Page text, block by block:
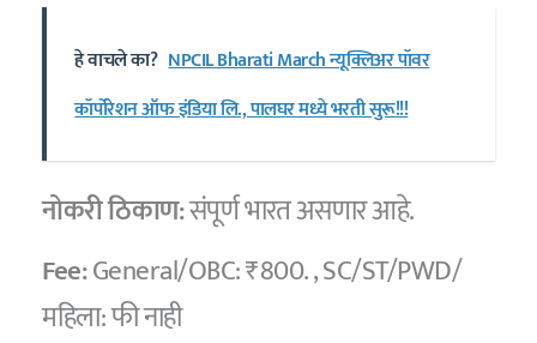
हे वाचले का? NPCIL Bharati March न्यूक्लिअर पॉवर
कॉर्पोरेशन ऑफ इंडिया लि., पालघर मध्ये भरती सुरू!!!
नोकरी ठिकाण:संपूर्ण भारत असणार आहे.
Fee:General/OBC: ₹800. , SC/ST/PWD/
महिला: फी नाही